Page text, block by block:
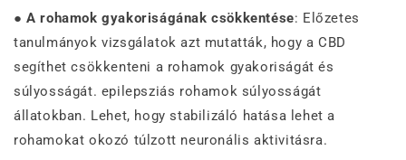
●A rohamok gyakoriságának csökkentése: Előzetes
tanulmányok vizsgálatok azt mutatták, hogy a CBD
segíthet csökkenteni a rohamok gyakoriságát és
súlyosságát. epilepsziás rohamok súlyosságát
állatokban. Lehet, hogy stabilizáló hatása lehet a
rohamokat okozó túlzott neuronális aktivitásra.